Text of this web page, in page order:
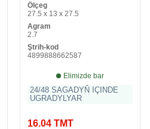
Ölçeg
27.5 x 13 x 27.5
Agram
2.7
Ştrih-kod
4899888662587
Elimizde bar
24/48 SAGADYŇ IÇINDE
UGRADYLYAR
16.04 TMT